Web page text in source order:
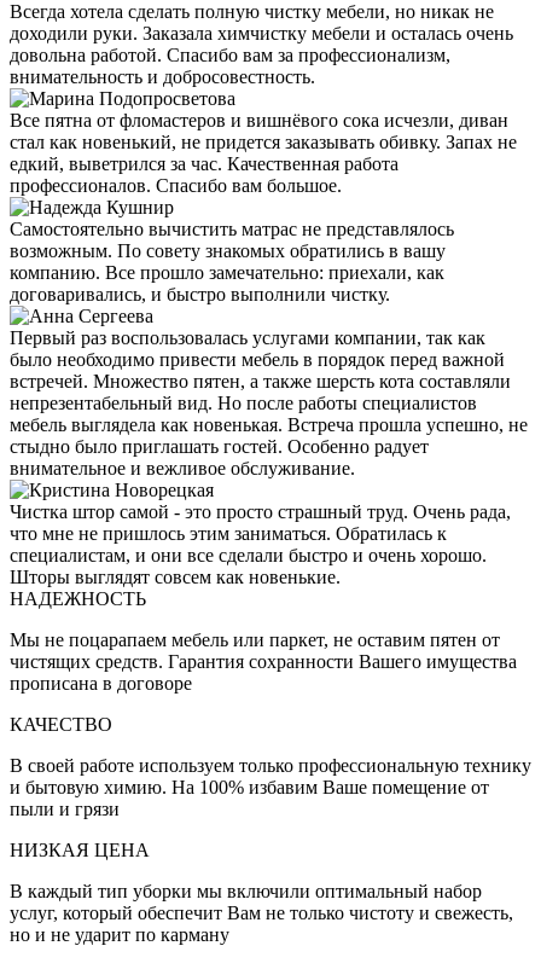
Всегда хотела сделать полную чистку мебели, но никак не
доходили руки. Заказала химчистку мебели и осталась очень
довольна работой. Спасибо вам за профессионализм,
внимательность и добросовестность.
Все пятна от фломастеров и вишнёвого сока исчезли, диван
стал как новенький, не придется заказывать обивку. Запах не
едкий, выветрился за час. Качественная работа
профессионалов. Спасибо вам большое.
Самостоятельно вычистить матрас не представлялось
возможным. По совету знакомых обратились в вашу
компанию. Все прошло замечательно: приехали, как
договаривались, и быстро выполнили чистку.
Первый раз воспользовалась услугами компании, так как
было необходимо привести мебель в порядок перед важной
встречей. Множество пятен, а также шерсть кота составляли
непрезентабельный вид. Но после работы специалистов
мебель выглядела как новенькая. Встреча прошла успешно, не
стыдно было приглашать гостей. Особенно радует
внимательное и вежливое обслуживание.
Чистка штор самой - это просто страшный труд. Очень рада,
что мне не пришлось этим заниматься. Обратилась к
специалистам, и они все сделали быстро и очень хорошо.
Шторы выглядят совсем как новенькие.
НАДЕЖНОСТЬ
Мы не поцарапаем мебель или паркет, не оставим пятен от
чистящих средств. Гарантия сохранности Вашего имущества
прописана в договоре
КАЧЕСТВО
В своей работе используем только профессиональную технику
и бытовую химию. На 100% избавим Ваше помещение от
пыли и грязи
НИЗКАЯ ЦЕНА
В каждый тип уборки мы включили оптимальный набор
услуг, который обеспечит Вам не только чистоту и свежесть,
но и не ударит по карману